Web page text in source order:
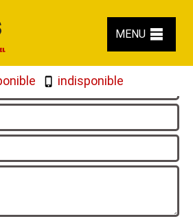
MENU
indisponible
devis gratuit